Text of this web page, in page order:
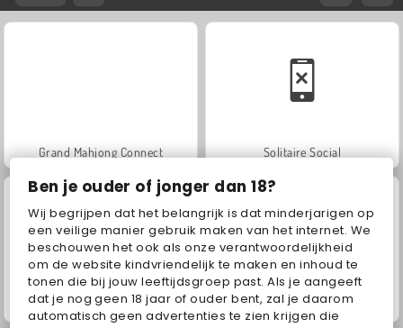
Ben je ouder of jonger dan 18?
Wij begrijpen dat het belangrijk is dat minderjarigen op
een veilige manier gebruik maken van het internet. We
beschouwen het ook als onze verantwoordelijkheid
om de website kindvriendelijk te maken en inhoud te
tonen die bij jouw leeftijdsgroep past. Als je aangeeft
dat je nog geen 18 jaar of ouder bent, zal je daarom
automatisch geen advertenties te zien krijgen die
Grand Mahjong Connect Solitaire Social
My Parking Lot Jewel Garden Story